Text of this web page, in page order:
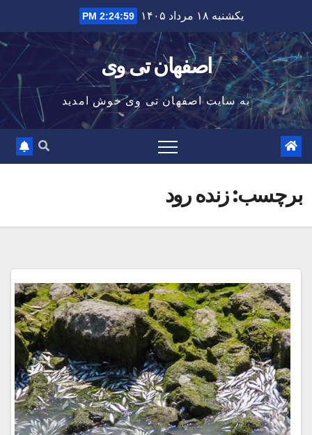
to
content
یکشنبه ۱۸ مرداد ۱۴۰۵ 2:24:59 PM
اصفهان تی وی
به سایت اصفهان تی وی خوش امدید
برچسب:زنده رود